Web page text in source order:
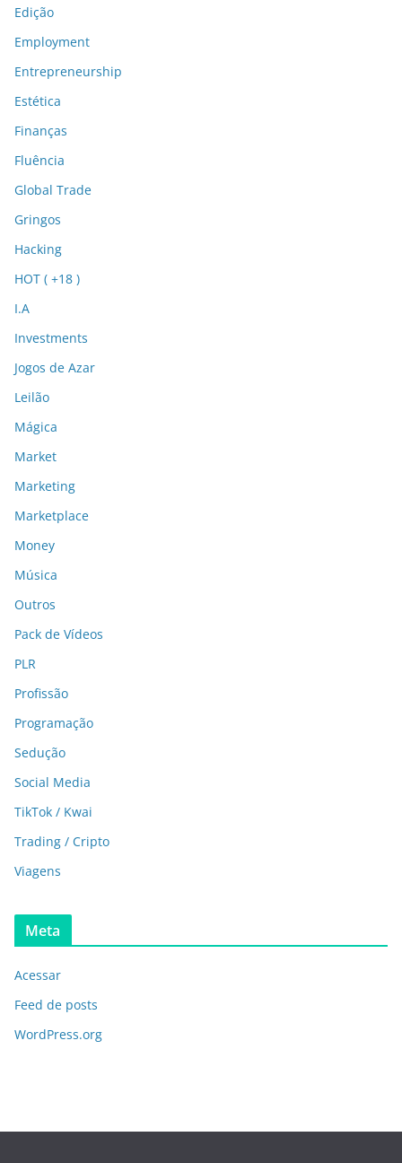
Edição
Employment
Entrepreneurship
Estética
Finanças
Fluência
Global Trade
Gringos
Hacking
HOT ( +18 )
I.A
Investments
Jogos de Azar
Leilão
Mágica
Market
Marketing
Marketplace
Money
Música
Outros
Pack de Vídeos
PLR
Profissão
Programação
Sedução
Social Media
TikTok / Kwai
Trading / Cripto
Viagens
Meta
Acessar
Feed de posts
WordPress.org